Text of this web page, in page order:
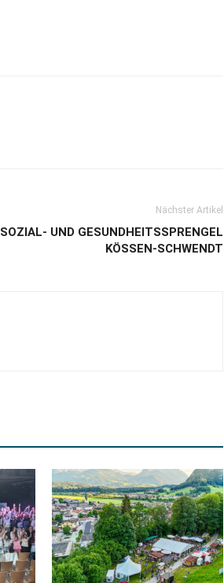
Nächster Artikel
SOZIAL- UND GESUNDHEITSSPRENGEL
KÖSSEN-SCHWENDT